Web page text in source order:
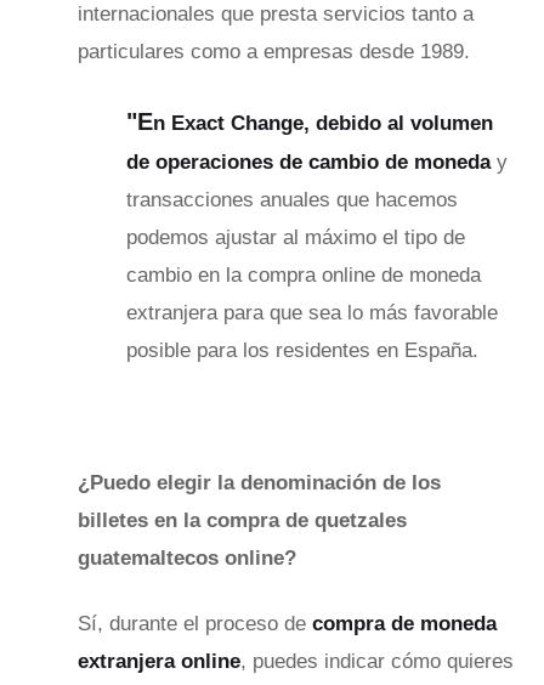
internacionales que presta servicios tanto a
particulares como a empresas desde 1989.
"En Exact Change, debido al volumen
de operaciones de cambio de moneday
transacciones anuales que hacemos
podemos ajustar al máximo el tipo de
cambio en la compra online de moneda
extranjera para que sea lo más favorable
posible para los residentes en España.
¿Puedo elegir la denominación de los
billetes en la compra de quetzales
guatemaltecos online?
Sí, durante el proceso de compra de moneda
extranjera online, puedes indicar cómo quieres